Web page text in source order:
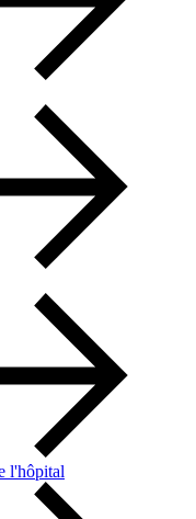
l'hôpital